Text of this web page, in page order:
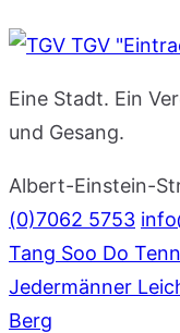
TGV
Eine Stadt. Ein
und Gesang.
Albert-Einstein-
(0)7062 5753
Tang Soo Do
Jedermänner
Berg